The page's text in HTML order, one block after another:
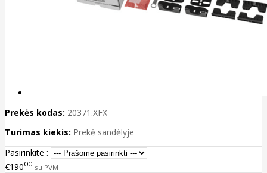
Prekės kodas: 20371.XFX
Turimas kiekis: Prekė sandėlyje
Pasirinkite :
€19000 su PVM